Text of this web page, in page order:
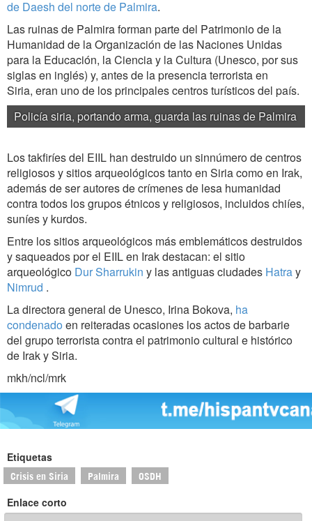
de Daesh del norte de Palmira.
Las ruinas de Palmira forman parte del Patrimonio de la
Humanidad de la Organización de las Naciones Unidas
para la Educación, la Ciencia y la Cultura (Unesco, por sus
siglas en inglés) y, antes de la presencia terrorista en
Siria, eran uno de los principales centros turísticos del país.
Policía siria, portando arma, guarda las ruinas de Palmira
Los takfiríes del EIIL han destruido un sinnúmero de centros
religiosos y sitios arqueológicos tanto en Siria como en Irak,
además de ser autores de crímenes de lesa humanidad
contra todos los grupos étnicos y religiosos, incluidos chiíes,
suníes y kurdos.
Entre los sitios arqueológicos más emblemáticos destruidos
y saqueados por el EIIL en Irak destacan: el sitio
arqueológico Dur Sharrukin y las antiguas ciudades Hatray
Nimrud .
La directora general de Unesco, Irina Bokova, ha
condenado en reiteradas ocasiones los actos de barbarie
del grupo terrorista contra el patrimonio cultural e histórico
de Irak y Siria.
mkh/ncl/mrk
Etiquetas
Crisis en Siria Palmira OSDH
Enlace corto